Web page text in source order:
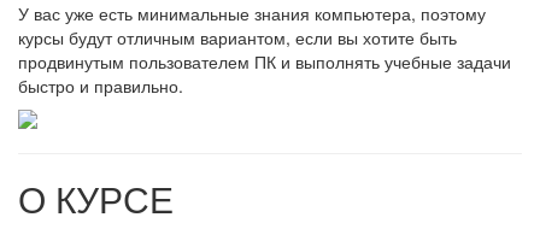
У вас уже есть минимальные знания компьютера, поэтому
курсы будут отличным вариантом, если вы хотите быть
продвинутым пользователем ПК и выполнять учебные задачи
быстро и правильно.
О КУРСЕ